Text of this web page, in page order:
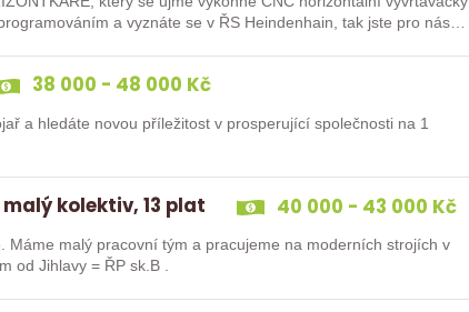
a vyznáte se v ŘS Heindenhain, tak jste pro nás
38 000 - 48 000 Kč
a hledáte novou příležitost v prosperující společnosti na 1
kolektiv, 13 plat 40 000 - 43 000 Kč
Máme malý pracovní tým a pracujeme na moderních strojích v
od Jihlavy = ŘP sk.B .